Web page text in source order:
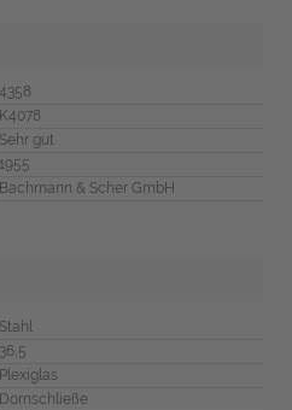
4358
K4078
Sehr gut
1955
Bachmann & Scher GmbH
Stahl
36,5
Plexiglas
Dornschließe